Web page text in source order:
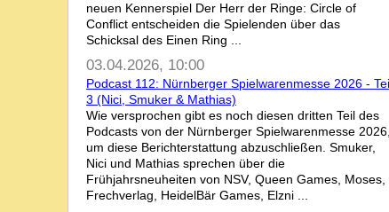
neuen Kennerspiel Der Herr der Ringe: Circle of
Conflict entscheiden die Spielenden über das
Schicksal des Einen Ring ...
03.04.2026, 10:00
Podcast 112: Nürnberger Spielwarenmesse 2026 -
3 (Nici, Smuker & Mathias)
Wie versprochen gibt es noch diesen dritten Teil des
Podcasts von der Nürnberger Spielwarenmesse 2026,
um diese Berichterstattung abzuschließen. Smuker,
Nici und Mathias sprechen über die
Frühjahrsneuheiten von NSV, Queen Games, Moses,
Frechverlag, HeidelBär Games, Elzni ...